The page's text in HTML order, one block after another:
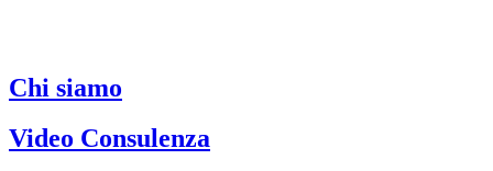
Chi siamo
Video Consulenza